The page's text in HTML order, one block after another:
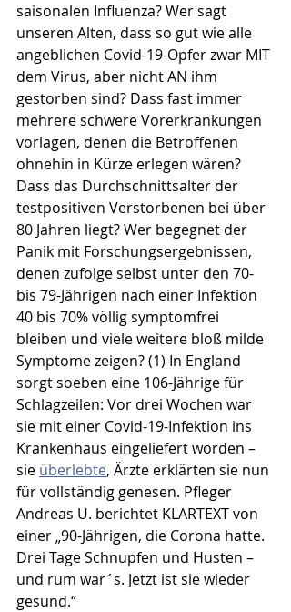
saisonalen Influenza? Wer sagt
unseren Alten, dass so gut wie alle
angeblichen Covid-19-Opfer zwar MIT
dem Virus, aber nicht AN ihm
gestorben sind? Dass fast immer
mehrere schwere Vorerkrankungen
vorlagen, denen die Betroffenen
ohnehin in Kürze erlegen wären?
Dass das Durchschnittsalter der
testpositiven Verstorbenen bei über
80 Jahren liegt? Wer begegnet der
Panik mit Forschungsergebnissen,
denen zufolge selbst unter den 70-
bis 79-Jährigen nach einer Infektion
40 bis 70% völlig symptomfrei
bleiben und viele weitere bloß milde
Symptome zeigen? (1) In England
sorgt soeben eine 106-Jährige für
Schlagzeilen: Vor drei Wochen war
sie mit einer Covid-19-Infektion ins
Krankenhaus eingeliefert worden –
sie überlebte, Ärzte erklärten sie nun
für vollständig genesen. Pfleger
Andreas U. berichtet KLARTEXT von
einer „90-Jährigen, die Corona hatte.
Drei Tage Schnupfen und Husten –
und rum war´s. Jetzt ist sie wieder
gesund.“